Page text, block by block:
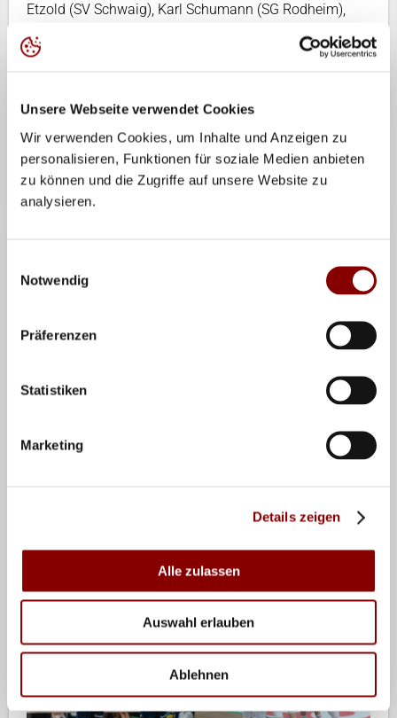
Unsere Webseite verwendet Cookies
Wir verwenden Cookies, um Inhalte und Anzeigen zu
personalisieren, Funktionen für soziale Medien anbieten
zu können und die Zugriffe auf unsere Website zu
analysieren.
Notwendig
Präferenzen
Statistiken
Marketing
Details zeigen
Alle zulassen
Auswahl erlauben
Ablehnen
Etzold (SV Schwaig), Karl Schumann (SG Rodheim),
Klaus Pritzkow (SV Schwaig), Andy Wichtel (SV
Schwaig), Thomas Bendikowski (SV Schwaig) Jan
Peter Stößinger ( SG Rodheim), Michael Oldenburg (SG
Rodheim) und Frank Kressin (HSG Uni Rostock).
Teilen